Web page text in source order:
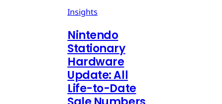
Insights
Nintendo
Stationary
Hardware
Update: All
Life-to-Date